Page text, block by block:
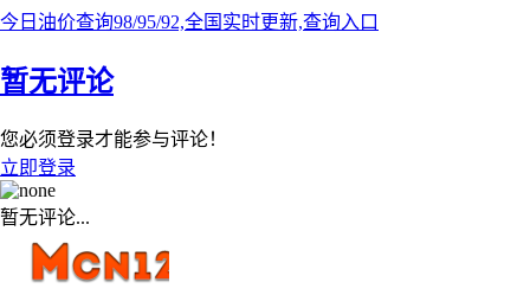
今日油价查询98/95/92,全国实时更新,查询入口
暂无评论
您必须登录才能参与评论！
立即登录
暂无评论...